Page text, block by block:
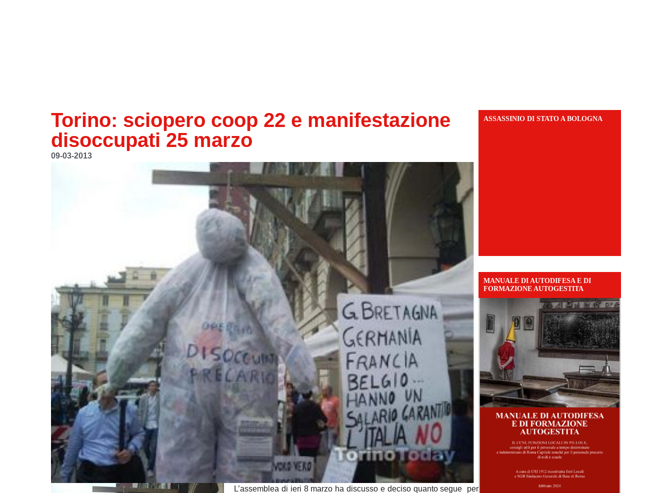
Torino: sciopero coop 22 e manifestazione
disoccupati 25 marzo
09-03-2013
L’assemblea di ieri 8 marzo ha discusso e deciso quanto segue per
ASSASSINIO DI STATO A BOLOGNA
MANUALE DI AUTODIFESA E DI
FORMAZIONE AUTOGESTITA